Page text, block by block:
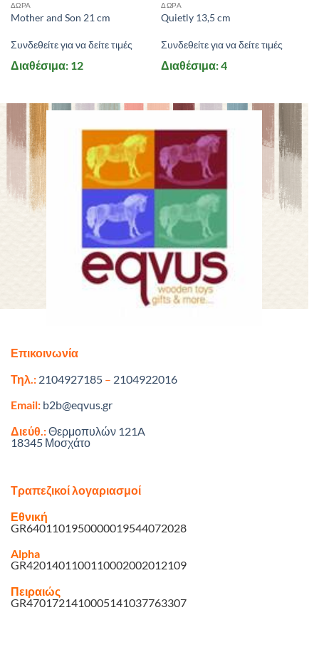
ΔΩΡΑ
Mother and Son 21 cm
Συνδεθείτε για να δείτε τιμές
Διαθέσιμα: 12
ΔΩΡΑ
Quietly 13,5 cm
Συνδεθείτε για να δείτε τιμές
Διαθέσιμα: 4
Επικοινωνία
Τηλ.: 2104927185 – 2104922016
Email: b2b@eqvus.gr
Διεύθ.:Θερμοπυλών 121A
18345 Μοσχάτο
Τραπεζικοί λογαριασμοί
Εθνική
GR6401101950000019544072028
Alpha
GR4201401100110002002012109
Πειραιώς
GR4701721410005141037763307